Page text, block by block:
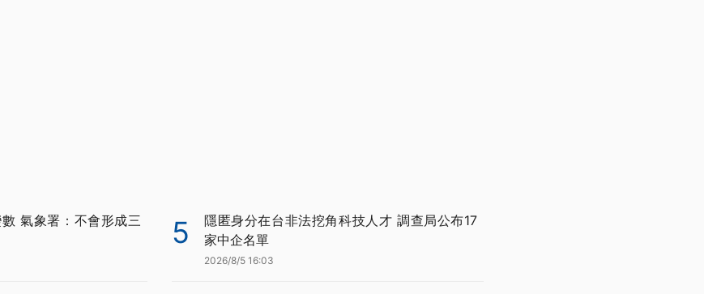
氣象署：不會形成三
5
隱匿身分在台非法挖角科技人才 調查局公布17
家中企名單
2026/8/5 16:03